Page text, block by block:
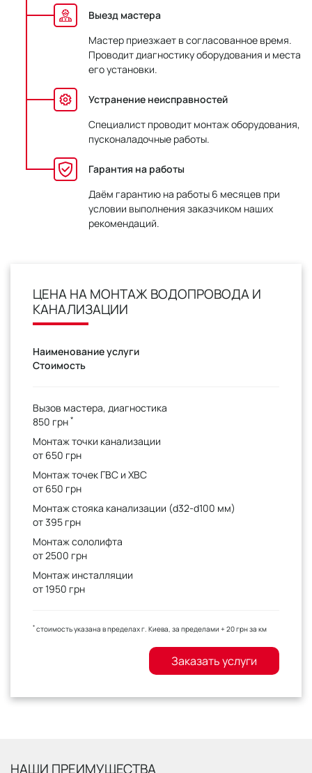
Выезд мастера
Мастер приезжает в согласованное время.
Проводит диагностику оборудования и места
его установки.
Устранение неисправностей
Специалист проводит монтаж оборудования,
пусконаладочные работы.
Гарантия на работы
Даём гарантию на работы 6 месяцев при
условии выполнения заказчиком наших
рекомендаций.
ЦЕНА НА МОНТАЖ ВОДОПРОВОДА И
КАНАЛИЗАЦИИ
Наименование услуги
Стоимость
Вызов мастера, диагностика
850 грн *
Монтаж точки канализации
от 650 грн
Монтаж точек ГВС и ХВС
от 650 грн
Монтаж стояка канализации (d32-d100 мм)
от 395 грн
Монтаж сололифта
от 2500 грн
Монтаж инсталляции
от 1950 грн
* стоимость указана в пределах г. Киева, за пределами + 20 грн за км
Заказать услуги
НАШИ ПРЕИМУЩЕСТВА